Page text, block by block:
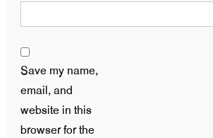
Save my name,
email, and
website in this
browser for the